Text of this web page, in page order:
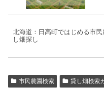
北海道：日高町ではじめる市
し畑探し
市民農園検索 貸し畑検索